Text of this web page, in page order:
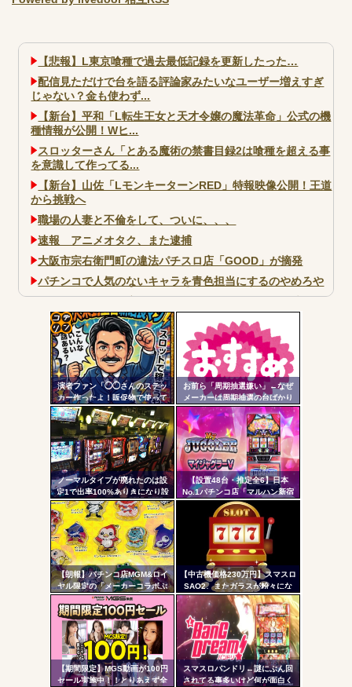
【悲報】L東京喰種で過去最低記録を更新したった…
配信見ただけで台を語る評論家みたいなユーザー増えすぎ
じゃない？金も使わず...
【新台】平和「L転生王女と天才令嬢の魔法革命」公式の機
種情報が公開！Wヒ...
スロッターさん「とある魔術の禁書目録2は喰種を超える事
を意識して作ってる...
【新台】山佐「LモンキーターンRED」特報映像公開！王道
から挑戦へ
職場の人妻と不倫をして、ついに、、、
速報 アニメオタク、また逮捕
大阪市宗右衛門町の違法パチスロ店「GOOD」が摘発
パチンコで人気のないキャラを青色担当にするのやめろや
「今までありがとう」と...
無職のパチンコカス(22)なんやが、ワイの人生どれくらい
ヤバいか教えて？...
AngelBeats!とかいうクソアニメの思い出ｗｗｗ
Powered by livedoor 相互RSS
演者ファン「◯◯さんのステッ
カー作ったよ！販促物で使って
いいよ」ﾎｲ ジャンバリ「勝手
にグッズ作ってタレントに渡さ
ないで」
お前ら「周期抽選嫌い」←なぜ
メーカーは周期抽選の台ばかり
出すんだ？
ノーマルタイプが廃れたのは設
定1で出率100%ありきになり設
定1放置がデフォになったから
【設置48台・推定全6】日本
No.1パチンコ店「マルハン新宿
東宝ビル店」のマイジャグラ
ー、とんでもない事になるｗｗ
ｗｗｗ
【朗報】パチンコ店MGM&ロイ
ヤル限定の「メーカーコラボぷ
っくり3Dシール」が可愛いと話
題に！限定生産3000枚らしい
【中古機価格230万円】スマスロ
SAO2、またガラスが粉々にな
る…
【期間限定】MGS動画が100円
セール実施中！！とりあえず全
スマスロバンドリ←謎にぶん回
されてる事多いけど何が面白く
コテ
リン
- 固
定リ
ンク
自動
更新
ツー
ル